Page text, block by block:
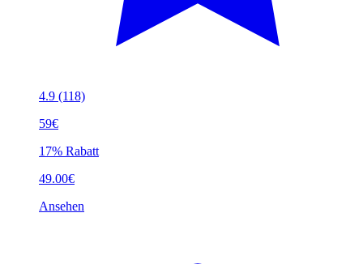
4.9 (118)
59€
17% Rabatt
49.00€
Ansehen